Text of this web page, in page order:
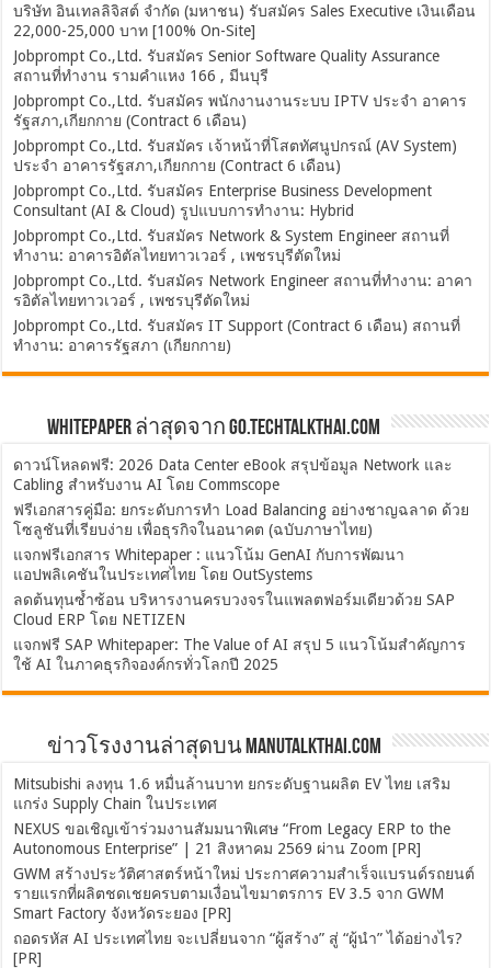
บริษัท อินเทลลิจิสต์ จำกัด (มหาชน) รับสมัคร Sales Executive เงินเดือน
22,000-25,000 บาท [100% On-Site]
Jobprompt Co.,Ltd. รับสมัคร Senior Software Quality Assurance
สถานที่ทำงาน รามคำแหง 166 , มีนบุรี
Jobprompt Co.,Ltd. รับสมัคร พนักงานงานระบบ IPTV ประจำ อาคาร
รัฐสภา,เกียกกาย (Contract 6 เดือน)
Jobprompt Co.,Ltd. รับสมัคร เจ้าหน้าที่โสตทัศนูปกรณ์ (AV System)
ประจำ อาคารรัฐสภา,เกียกกาย (Contract 6 เดือน)
Jobprompt Co.,Ltd. รับสมัคร Enterprise Business Development
Consultant (AI & Cloud) รูปแบบการทำงาน: Hybrid
Jobprompt Co.,Ltd. รับสมัคร Network & System Engineer สถานที่
ทำงาน: อาคารอิตัลไทยทาวเวอร์ , เพชรบุรีตัดใหม่
Jobprompt Co.,Ltd. รับสมัคร Network Engineer สถานที่ทำงาน: อาคา
รอิตัลไทยทาวเวอร์ , เพชรบุรีตัดใหม่
Jobprompt Co.,Ltd. รับสมัคร IT Support (Contract 6 เดือน) สถานที่
ทำงาน: อาคารรัฐสภา (เกียกกาย)
Whitepaper ล่าสุดจาก Go.TechTalkThai.com
ดาวน์โหลดฟรี: 2026 Data Center eBook สรุปข้อมูล Network และ
Cabling สำหรับงาน AI โดย Commscope
ฟรีเอกสารคู่มือ: ยกระดับการทำ Load Balancing อย่างชาญฉลาด ด้วย
โซลูชันที่เรียบง่าย เพื่อธุรกิจในอนาคต (ฉบับภาษาไทย)
แจกฟรีเอกสาร Whitepaper : แนวโน้ม GenAI กับการพัฒนา
แอปพลิเคชันในประเทศไทย โดย OutSystems
ลดต้นทุนซ้ำซ้อน บริหารงานครบวงจรในแพลตฟอร์มเดียวด้วย SAP
Cloud ERP โดย NETIZEN
แจกฟรี SAP Whitepaper: The Value of AI สรุป 5 แนวโน้มสำคัญการ
ใช้ AI ในภาคธุรกิจองค์กรทั่วโลกปี 2025
ข่าวโรงงานล่าสุดบน ManuTalkThai.com
Mitsubishi ลงทุน 1.6 หมื่นล้านบาท ยกระดับฐานผลิต EV ไทย เสริม
แกร่ง Supply Chain ในประเทศ
NEXUS ขอเชิญเข้าร่วมงานสัมมนาพิเศษ “From Legacy ERP to the
Autonomous Enterprise” | 21 สิงหาคม 2569 ผ่าน Zoom [PR]
GWM สร้างประวัติศาสตร์หน้าใหม่ ประกาศความสำเร็จแบรนด์รถยนต์
รายแรกที่ผลิตชดเชยครบตามเงื่อนไขมาตรการ EV 3.5 จาก GWM
Smart Factory จังหวัดระยอง [PR]
ถอดรหัส AI ประเทศไทย จะเปลี่ยนจาก “ผู้สร้าง” สู่ “ผู้นำ” ได้อย่างไร?
[PR]